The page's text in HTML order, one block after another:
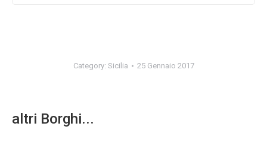
Category: Sicilia 25 Gennaio 2017
altri Borghi...